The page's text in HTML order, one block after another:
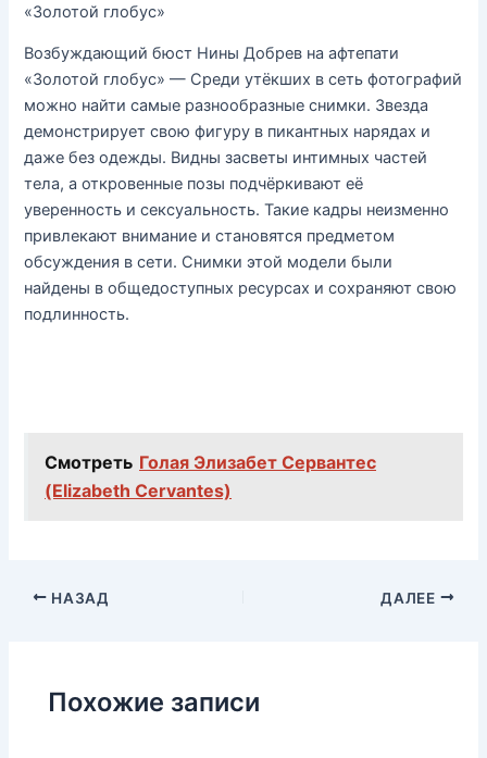
«Золотой глобус»
Возбуждающий бюст Нины Добрев на афтепати
«Золотой глобус» — Среди утёкших в сеть фотографий
можно найти самые разнообразные снимки. Звезда
демонстрирует свою фигуру в пикантных нарядах и
даже без одежды. Видны засветы интимных частей
тела, а откровенные позы подчёркивают её
уверенность и сексуальность. Такие кадры неизменно
привлекают внимание и становятся предметом
обсуждения в сети. Снимки этой модели были
найдены в общедоступных ресурсах и сохраняют свою
подлинность.
Смотреть Голая Элизабет Сервантес
(Elizabeth Cervantes)
НАЗАД ДАЛЕЕ
Похожие записи